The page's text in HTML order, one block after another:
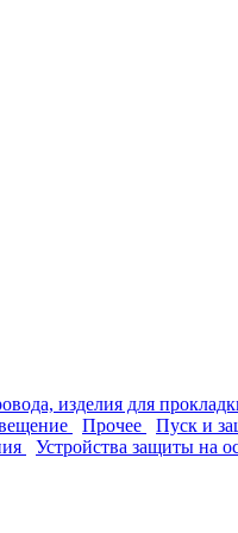
изделия для
Прочее Пуск и
Устройства защиты на